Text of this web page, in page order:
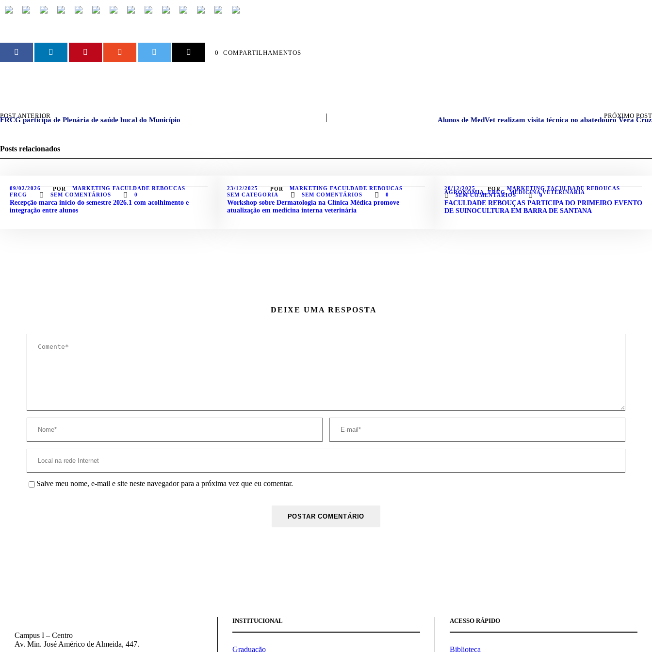
0 COMPARTILHAMENTOS
POST ANTERIOR
FRCG participa de Plenária de saúde bucal do Município
PRÓXIMO POST
Alunos de MedVet realizam visita técnica no abatedouro Vera Cruz
Posts relacionados
09/02/2026 POR
MARKETING FACULDADE REBOUCAS
FRCG
SEM COMENTÁRIOS 0
Recepção marca início do semestre 2026.1 com acolhimento e
integração entre alunos
23/12/2025 POR
MARKETING FACULDADE REBOUCAS
SEM CATEGORIA
SEM COMENTÁRIOS 0
Workshop sobre Dermatologia na Clínica Médica promove
atualização em medicina interna veterinária
20/12/2025 POR MARKETING FACULDADE REBOUCAS
AGRONOMIA, FRCG, MEDICINA VETERINÁRIA
SEM COMENTÁRIOS 0
FACULDADE REBOUÇAS PARTICIPA DO PRIMEIRO EVENTO
DE SUINOCULTURA EM BARRA DE SANTANA
DEIXE UMA RESPOSTA
Salve meu nome, e-mail e site neste navegador para a próxima vez que eu comentar.
Campus I – Centro
Av. Min. José Américo de Almeida, 447.
INSTITUCIONAL
Graduação
ACESSO RÁPIDO
Biblioteca